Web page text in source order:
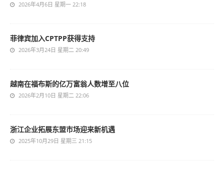
2026年4月6日 星期一 22:18
菲律宾加入CPTPP获得支持
2026年3月24日 星期二 20:49
越南在福布斯的亿万富翁人数增至八位
2026年2月10日 星期二 22:06
浙江企业拓展东盟市场迎来新机遇
2025年10月29日 星期三 21:15